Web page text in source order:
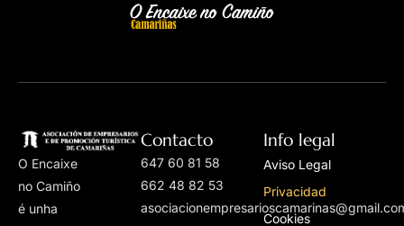
O Encaixe
no Camiño
é unha
Contacto
647 60 81 58
662 48 82 53
Info legal
Aviso Legal
Privacidad
Cookies